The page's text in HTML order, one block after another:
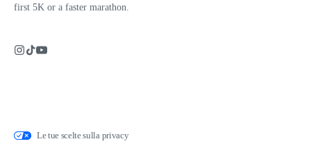
first 5K or a faster marathon.
Le tue scelte sulla privacy